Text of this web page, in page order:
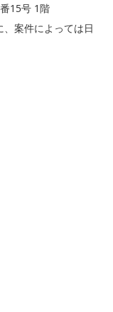
15号 1階
案件によっては日